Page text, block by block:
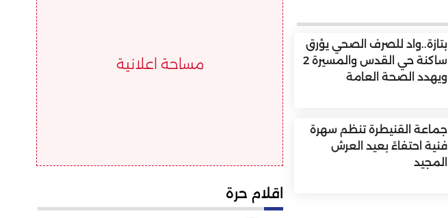
بتازة..واد للصرف الصحي يؤرق
ساكنة حي القدس والمسيرة 2
ويهدد الصحة العامة
جماعة القنيطرة تنظم سهرة
فنية احتفاءً بعيد العرش
المجيد
مساحة اعلانية
اقلام حرة